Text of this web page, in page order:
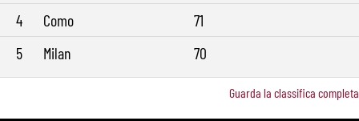
4
Como
71
5
Milan 70
Guarda la classifica completa